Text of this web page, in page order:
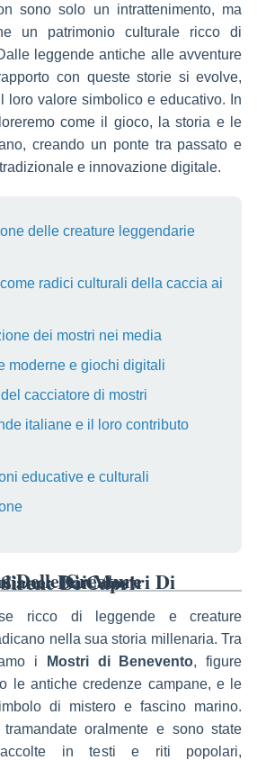
sono solo un intrattenimento, ma
un patrimonio culturale ricco di
leggende antiche alle avventure
con queste storie si evolve,
loro valore simbolico e educativo. In
come il gioco, la storia e le
creando un ponte tra passato e
e innovazione digitale.
delle creature leggendarie
radici culturali della caccia ai
dei mostri nei media
moderne e giochi digitali
cacciatore di mostri
italiane e il loro contributo
educative e culturali
Dai Mostri Di Benevento Alle Sirene Di Capri
ricco di leggende e creature
nella sua storia millenaria. Tra
i
Mostri di Benevento, figure
le antiche credenze campane, e le
di mistero e fascino marino.
oralmente e sono state
raccolte in testi e riti popolari,